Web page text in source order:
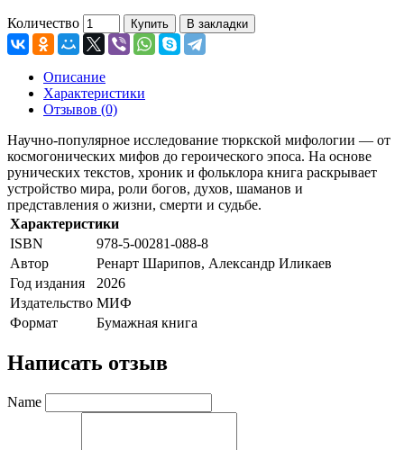
Количество Купить В закладки
Описание
Характеристики
Отзывов (0)
Научно-популярное исследование тюркской мифологии — от
космогонических мифов до героического эпоса. На основе
рунических текстов, хроник и фольклора книга раскрывает
устройство мира, роли богов, духов, шаманов и
представления о жизни, смерти и судьбе.
Характеристики
ISBN
978-5-00281-088-8
Автор
Ренарт Шарипов, Александр Иликаев
Год издания
2026
Издательство МИФ
Формат
Бумажная книга
Написать отзыв
Name